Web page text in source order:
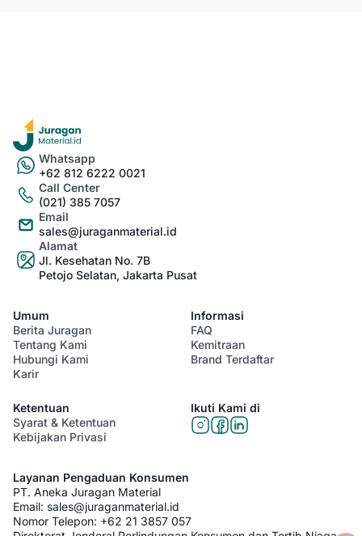
Whatsapp
+62 812 6222 0021
Call Center
(021) 385 7057
Email
sales@juraganmaterial.id
Alamat
Jl. Kesehatan No. 7B
Petojo Selatan, Jakarta Pusat
Umum
Berita Juragan
Tentang Kami
Hubungi Kami
Karir
Informasi
FAQ
Kemitraan
Brand Terdaftar
Ketentuan
Syarat & Ketentuan
Kebijakan Privasi
Ikuti Kami di
Layanan Pengaduan Konsumen
PT. Aneka Juragan Material
Email: sales@juraganmaterial.id
Nomor Telepon: +62 21 3857 057